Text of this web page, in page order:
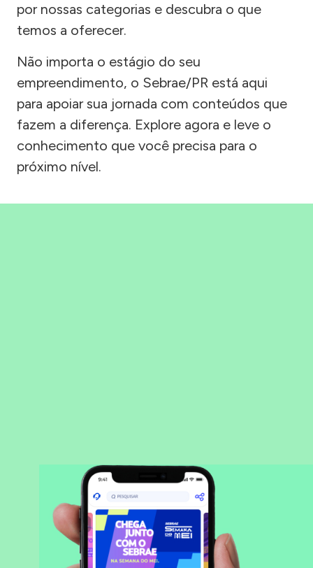
por nossas categorias e descubra o que
temos a oferecer.
Não importa o estágio do seu
empreendimento, o Sebrae/PR está aqui
para apoiar sua jornada com conteúdos que
fazem a diferença. Explore agora e leve o
conhecimento que você precisa para o
próximo nível.